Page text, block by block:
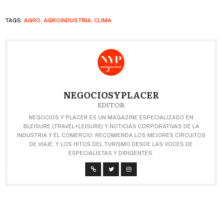
TAGS: AGRO, AGROINDUSTRIA, CLIMA
NEGOCIOSYPLACER
EDITOR
NEGOCIOS Y PLACER ES UN MAGAZINE ESPECIALIZADO EN
BLEISURE (TRAVEL+LEISURE) Y NOTICIAS CORPORATIVAS DE LA
INDUSTRIA Y EL COMERCIO. RECOMIENDA LOS MEJORES CIRCUITOS
DE VIAJE, Y LOS HITOS DEL TURISMO DESDE LAS VOCES DE
ESPECIALISTAS Y DIRIGENTES.